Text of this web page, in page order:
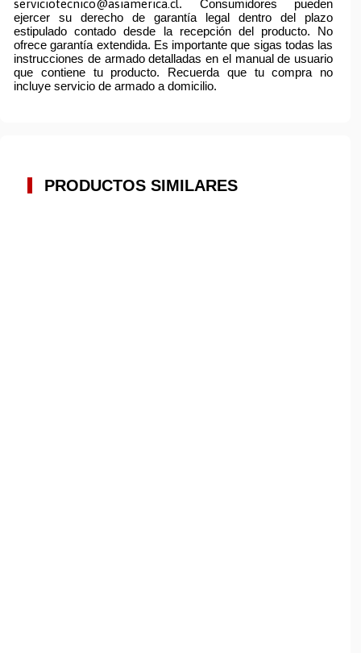
serviciotecnico@asiamerica.cl. Consumidores pueden
ejercer su derecho de garantía legal dentro del plazo
estipulado contado desde la recepción del producto. No
ofrece garantía extendida. Es importante que sigas todas las
instrucciones de armado detalladas en el manual de usuario
que contiene tu producto. Recuerda que tu compra no
incluye servicio de armado a domicilio.
PRODUCTOS SIMILARES